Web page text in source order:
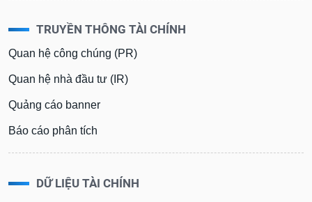
TRUYỀN THÔNG TÀI CHÍNH
Quan hệ công chúng (PR)
Quan hệ nhà đầu tư (IR)
Quảng cáo banner
Báo cáo phân tích
DỮ LIỆU TÀI CHÍNH